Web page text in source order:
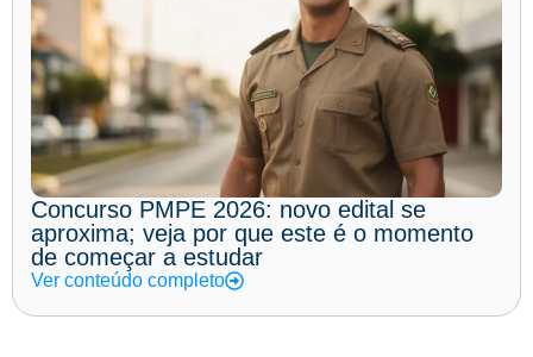
Concurso PMPE 2026: novo edital se
aproxima; veja por que este é o momento
de começar a estudar
Ver conteúdo completo